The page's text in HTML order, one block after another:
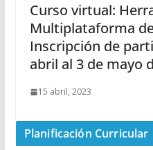
Curso virtual:
Multiplataforma
Inscripción de
abril al 3 de mayo
15 abril, 2023
Planificación Curricular